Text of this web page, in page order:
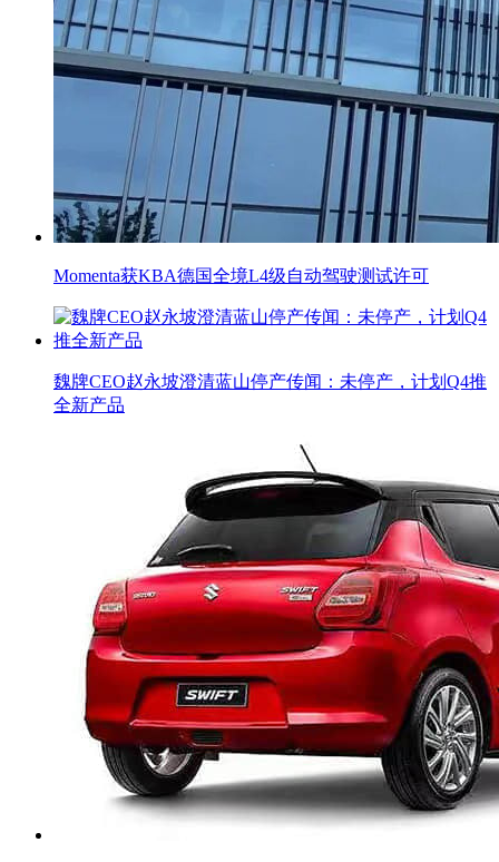
Momenta获KBA德国全境L4级自动驾驶测试许可
魏牌CEO赵永坡澄清蓝山停产传闻：未停产，计划Q4推
全新产品